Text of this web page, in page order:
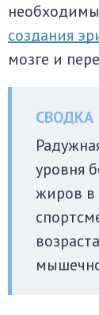
создания
мозге и
уровня
жиров в